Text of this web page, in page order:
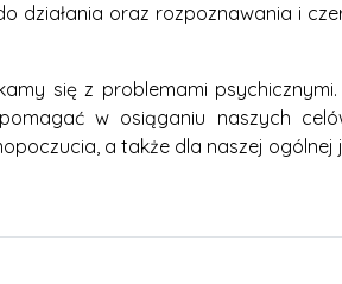
oraz rozpoznawania i
się z problemami
w osiąganiu naszych
a także dla naszej ogólnej